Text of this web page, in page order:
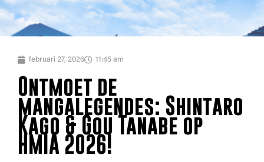
februari 27, 2026 11:45 am
Ontmoet de
mangalegendes: Shintaro
Kago & Gou Tanabe op
HMIA 2026!